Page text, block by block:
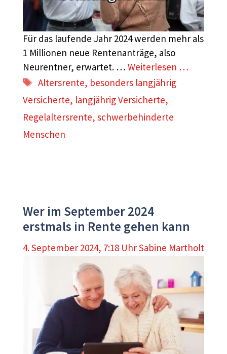
Für das laufende Jahr 2024 werden mehr als
1 Millionen neue Rentenanträge, also
Neurentner, erwartet. … Weiterlesen …
Schlagwörter
Altersrente, besonders langjährig
Versicherte, langjährig Versicherte,
Regelaltersrente, schwerbehinderte
Menschen
Wer im September 2024
erstmals in Rente gehen kann
4. September 2024, 7:18 UhrSabine Martholt